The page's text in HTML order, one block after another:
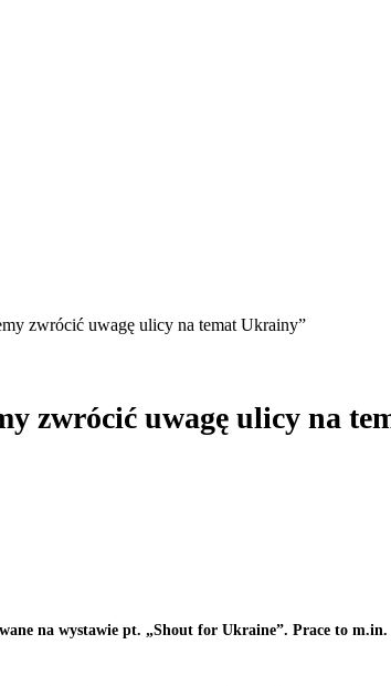
zwrócić uwagę ulicy na temat Ukrainy”
zwrócić uwagę ulicy na
na wystawie pt. „Shout for Ukraine”. Prace to